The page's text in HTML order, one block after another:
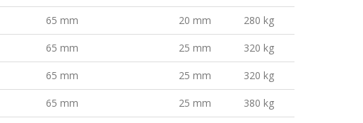
65 mm 20 mm 280 kg
65 mm 25 mm 320 kg
65 mm 25 mm 320 kg
65 mm 25 mm 380 kg